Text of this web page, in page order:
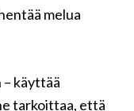
melua
käyttää
tarkoittaa, että